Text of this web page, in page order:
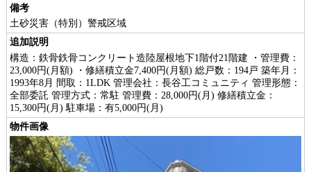
備考
土砂災害（特別）警戒区域
追加説明
構造：鉄骨鉄骨コンクリート造陸屋根地下1階付21階建 ・管理費：
23,000円(月額) ・修繕積立金7,400円(月額) 総戸数：194戸 築年月：
1993年8月 間取：1LDK 管理会社：長谷工コミュニティ 管理形態：
全部委託 管理方式：常駐 管理費：28,000円(月) 修繕積立金：
15,300円(月) 駐車場：有5,000円(月)
物件画像